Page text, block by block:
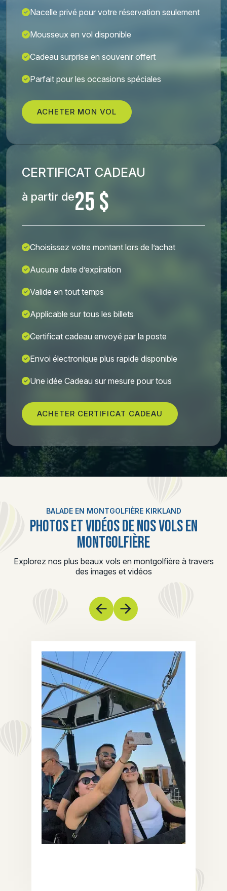
Nacelle privé pour votre réservation seulement
Mousseux en vol disponible
Cadeau surprise en souvenir offert
Parfait pour les occasions spéciales
ACHETER MON VOL
CERTIFICAT CADEAU
à partir de25 $
Choisissez votre montant lors de l’achat
Aucune date d’expiration
Valide en tout temps
Applicable sur tous les billets
Certificat cadeau envoyé par la poste
Envoi électronique plus rapide disponible
Une idée Cadeau sur mesure pour tous
ACHETER CERTIFICAT CADEAU
BALADE EN MONTGOLFIÈRE KIRKLAND
PHOTOS ET VIDÉOS DE NOS VOLS EN
MONTGOLFIÈRE
Explorez nos plus beaux vols en montgolfière à travers
des images et vidéos